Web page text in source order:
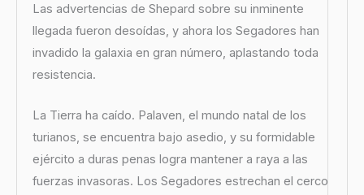
Las advertencias de Shepard sobre su inminente
llegada fueron desoídas, y ahora los Segadores han
invadido la galaxia en gran número, aplastando toda
resistencia.
La Tierra ha caído. Palaven, el mundo natal de los
turianos, se encuentra bajo asedio, y su formidable
ejército a duras penas logra mantener a raya a las
fuerzas invasoras. Los Segadores estrechan el cerco